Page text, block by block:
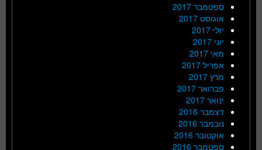
ספטמבר 2017
אוגוסט 2017
יולי 2017
יוני 2017
מאי 2017
אפריל 2017
מרץ 2017
פברואר 2017
ינואר 2017
דצמבר 2016
נובמבר 2016
אוקטובר 2016
ספטמבר 2016